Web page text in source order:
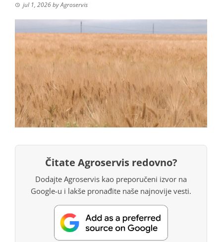
jul 1, 2026byAgroservis
Čitate Agroservis redovno?
Dodajte Agroservis kao preporučeni izvor na
Google-u i lakše pronađite naše najnovije vesti.